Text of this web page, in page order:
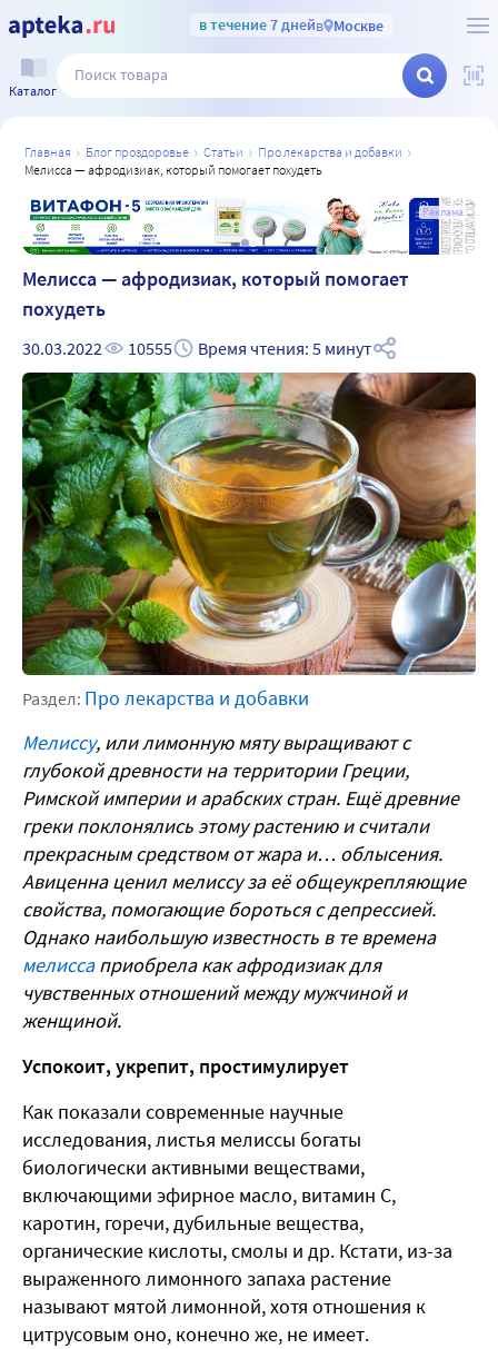
в течение 7 днейв Москве
Каталог
главная блог проздоровье статьи
про лекарства и добавки
мелисса — афродизиак, который помогает похудеть
Реклама
Мелисса — афродизиак, который помогает
похудеть
30.03.2022 10555 Время чтения: 5 минут
Раздел: Про лекарства и добавки
Мелиссу, или лимонную мяту выращивают с
глубокой древности на территории Греции,
Римской империи и арабских стран. Ещё древние
греки поклонялись этому растению и считали
прекрасным средством от жара и… облысения.
Авиценна ценил мелиссу за её общеукрепляющие
свойства, помогающие бороться с депрессией.
Однако наибольшую известность в те времена
мелиссаприобрела как афродизиак для
чувственных отношений между мужчиной и
женщиной.
Успокоит, укрепит, простимулирует
Как показали современные научные
исследования, листья мелиссы богаты
биологически активными веществами,
включающими эфирное масло, витамин С,
каротин, горечи, дубильные вещества,
органические кислоты, смолы и др. Кстати, из-за
выраженного лимонного запаха растение
называют мятой лимонной, хотя отношения к
цитрусовым оно, конечно же, не имеет.